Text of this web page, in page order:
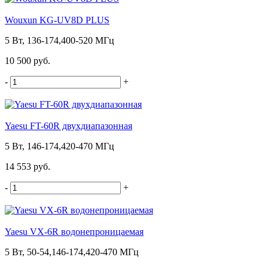
Wouxun KG-UV8D PLUS
5 Вт, 136-174,400-520 МГц
10 500 руб.
- +
Yaesu FT-60R двухдиапазонная
5 Вт, 146-174,420-470 МГц
14 553 руб.
- +
Yaesu VX-6R водонепроницаемая
5 Вт, 50-54,146-174,420-470 МГц